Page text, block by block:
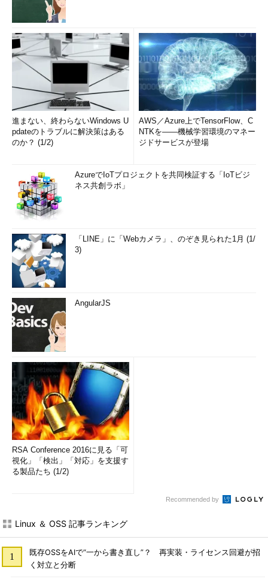
進まない、終わらないWindows U
pdateのトラブルに解決策はある
のか？ (1/2)
AWS／Azure上でTensorFlow、C
NTKを――機械学習環境のマネー
ジドサービスが登場
AzureでIoTプロジェクトを共同検証する「IoTビジ
ネス共創ラボ」
「LINE」に「Webカメラ」、のぞき見られた1月 (1/
3)
AngularJS
RSA Conference 2016に見る「可
視化」「検出」「対応」を支援す
る製品たち (1/2)
Recommended by
Linux ＆ OSS 記事ランキング
既存OSSをAIで“一から書き直し”？ 再実装・ライセンス回避が招
く対立と分断